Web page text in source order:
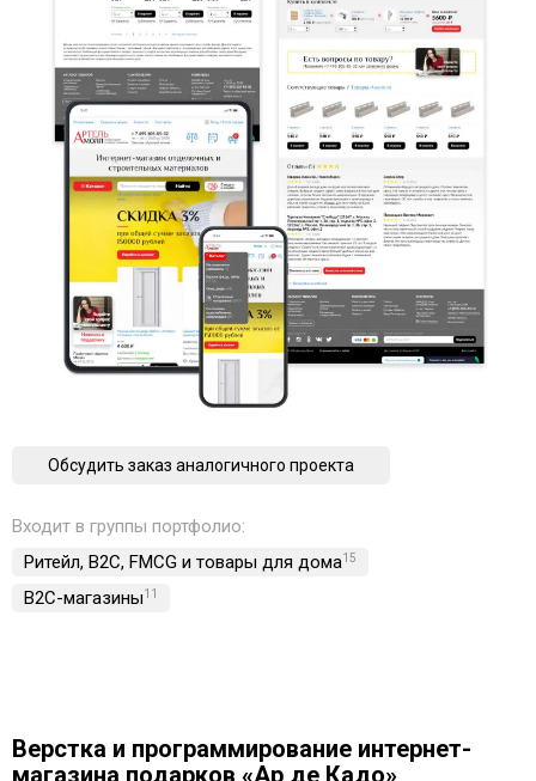
Обсудить заказ аналогичного проекта
Входит в группы портфолио:
Ритейл, B2C, FMCG и товары для дома15
B2C-магазины11
Верстка и программирование интернет-
магазина подарков «Ар де Кадо»